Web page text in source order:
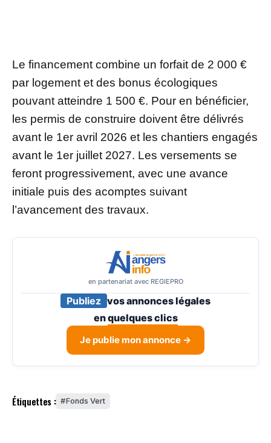
Le financement combine un forfait de 2 000 €
par logement et des bonus écologiques
pouvant atteindre 1 500 €. Pour en bénéficier,
les permis de construire doivent être délivrés
avant le 1er avril 2026 et les chantiers engagés
avant le 1er juillet 2027. Les versements se
feront progressivement, avec une avance
initiale puis des acomptes suivant
l’avancement des travaux.
en partenariat avec REGIEPRO
Publiez vos annonces légales
enquelques clics
Je publie mon annonce →
Étiquettes : Fonds Vert